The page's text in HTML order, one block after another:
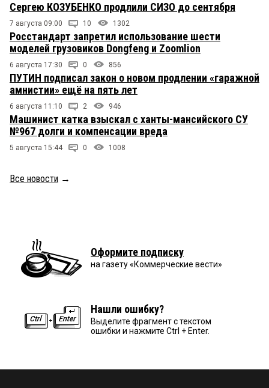
Сергею КОЗУБЕНКО продлили СИЗО до сентября
7 августа 09:00 10 1302
Росстандарт запретил использование шести
моделей грузовиков Dongfeng и Zoomlion
6 августа 17:30 0 856
ПУТИН подписал закон о новом продлении «гаражной
амнистии» ещё на пять лет
6 августа 11:10 2 946
Машинист катка взыскал с ханты-мансийского СУ
№967 долги и компенсации вреда
5 августа 15:44 0 1008
Все новости →
Оформите подписку
на газету «Коммерческие вести»
Нашли ошибку?
Выделите фрагмент с текстом
ошибки и нажмите Ctrl + Enter.